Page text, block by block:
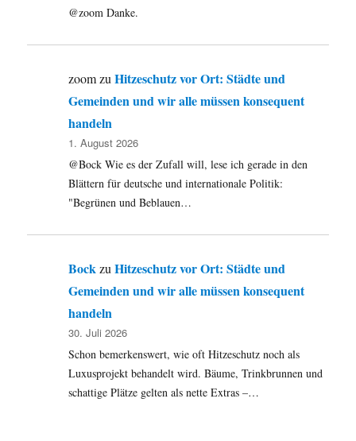
@zoom Danke.
zoomzuHitzeschutz vor Ort: Städte und
Gemeinden und wir alle müssen konsequent
handeln
1. August 2026
@Bock Wie es der Zufall will, lese ich gerade in den
Blättern für deutsche und internationale Politik:
"Begrünen und Beblauen…
Bock zuHitzeschutz vor Ort: Städte und
Gemeinden und wir alle müssen konsequent
handeln
30. Juli 2026
Schon bemerkenswert, wie oft Hitzeschutz noch als
Luxusprojekt behandelt wird. Bäume, Trinkbrunnen und
schattige Plätze gelten als nette Extras –…